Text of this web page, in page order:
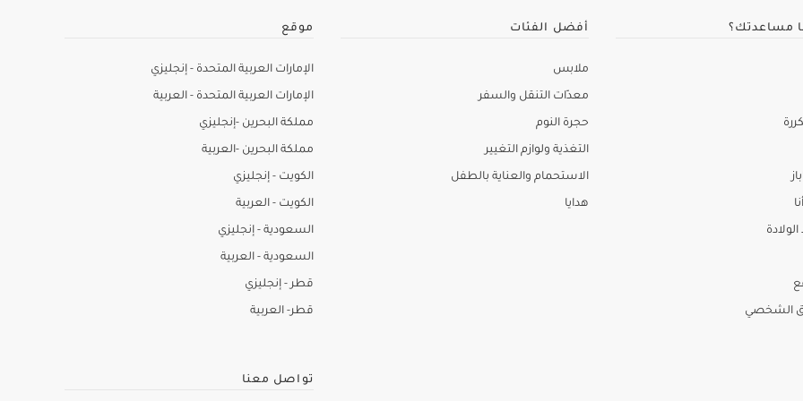
مساعدتك؟
الشخصي
أفضل الفئات
ملابس
معدّات التنقل والسفر
حجرة النوم
التغذية ولوازم التغيير
الاستحمام والعناية بالطفل
هدايا
موقع
الإمارات العربية المتحدة - إنجليزي
الإمارات العربية المتحدة - العربية
مملكة البحرين -إنجليزي
مملكة البحرين -العربية
الكويت - إنجليزي
الكويت - العربية
السعودية - إنجليزي
السعودية - العربية
قطر - إنجليزي
قطر- العربية
تواصل معنا